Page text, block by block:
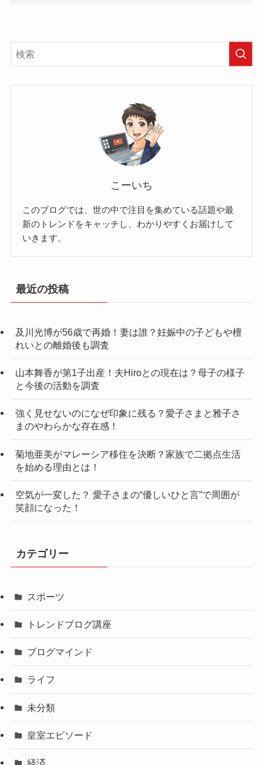
こーいち
このブログでは、世の中で注目を集めている話題や最
新のトレンドをキャッチし、わかりやすくお届けして
いきます。
最近の投稿
及川光博が56歳で再婚！妻は誰？妊娠中の子どもや檀
れいとの離婚後も調査
山本舞香が第1子出産！夫Hiroとの現在は？母子の様子
と今後の活動を調査
強く見せないのになぜ印象に残る？愛子さまと雅子さ
まのやわらかな存在感！
菊地亜美がマレーシア移住を決断？家族で二拠点生活
を始める理由とは！
空気が一変した？ 愛子さまの“優しいひと言”で周囲が
笑顔になった！
カテゴリー
スポーツ
トレンドブログ講座
ブログマインド
ライフ
未分類
皇室エピソード
経済